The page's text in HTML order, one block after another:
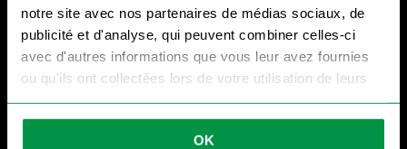
notre site avec nos partenaires de médias sociaux, de
publicité et d'analyse, qui peuvent combiner celles-ci
avec d'autres informations que vous leur avez fournies
ou qu'ils ont collectées lors de votre utilisation de leurs
services.
OK